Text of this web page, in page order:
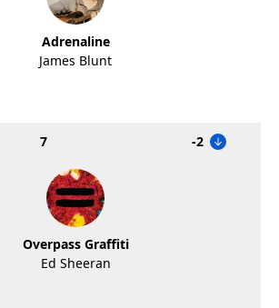
Adrenaline
James Blunt
7 -2
Overpass Graffiti
Ed Sheeran